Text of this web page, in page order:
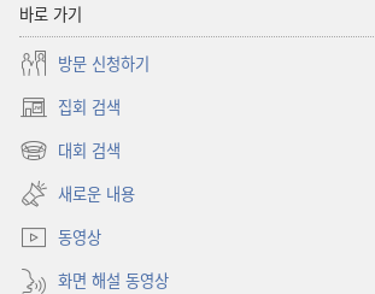
바로 가기
방문 신청하기
집회 검색
(새로운
창
대회 검색
(새로운
창
열기)
새로운 내용
동영상
화면 해설 동영상